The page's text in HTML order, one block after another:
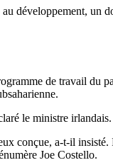
développement, un
de travail du
le ministre irlandais.
conçue, a-t-il
Joe Costello.